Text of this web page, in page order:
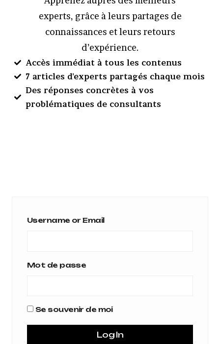
experts, grâce à leurs partages de
connaissances et leurs retours
d’expérience.
Accès immédiat à tous les contenus
7 articles d'experts partagés chaque mois
Des réponses concrètes à vos
problématiques de consultants
Username or Email
Mot de passe
Se souvenir de moi